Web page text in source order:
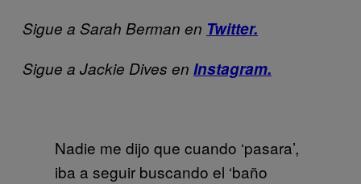
Sigue a Sarah Berman en Twitter.
Sigue a Jackie Dives en Instagram.
Nadie me dijo que cuando ‘pasara’,
iba a seguir buscando el ‘baño